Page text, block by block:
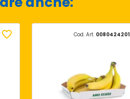
Cod. Art. 0080424201